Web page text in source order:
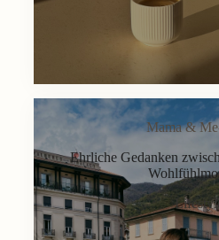
Mama &
Ehrliche Gedanken